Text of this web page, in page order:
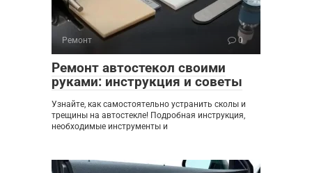
Ремонт 0
Ремонт автостекол своими
руками: инструкция и советы
Узнайте, как самостоятельно устранить сколы и
трещины на автостекле! Подробная инструкция,
необходимые инструменты и